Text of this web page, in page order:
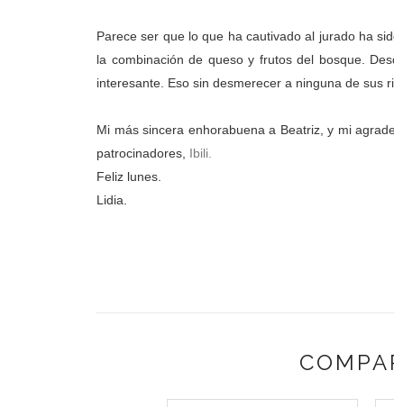
Parece ser que lo que ha cautivado al jurado ha
la combinación de queso y frutos del bosque.
interesante. Eso sin desmerecer a ninguna de sus
Mi más sincera enhorabuena a Beatriz, y mi
patrocinadores, Ibili.
Feliz lunes.
Lidia.